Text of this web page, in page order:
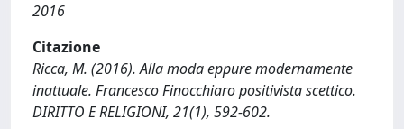
2016
Citazione
Ricca, M. (2016). Alla moda eppure modernamente
inattuale. Francesco Finocchiaro positivista scettico.
DIRITTO E RELIGIONI, 21(1), 592-602.